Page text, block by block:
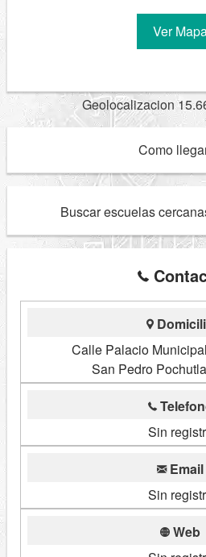
Ver
Geolocalizacion
Como
Buscar escuelas
Calle Palacio
San Pedro
Sin
Email
Sin
Web